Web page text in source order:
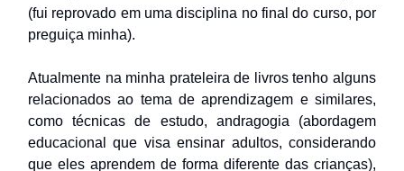
(fui reprovado em uma disciplina no final do curso, por
preguiça minha).
Atualmente na minha prateleira de livros tenho alguns
relacionados ao tema de aprendizagem e similares,
como técnicas de estudo, andragogia (abordagem
educacional que visa ensinar adultos, considerando
que eles aprendem de forma diferente das crianças),